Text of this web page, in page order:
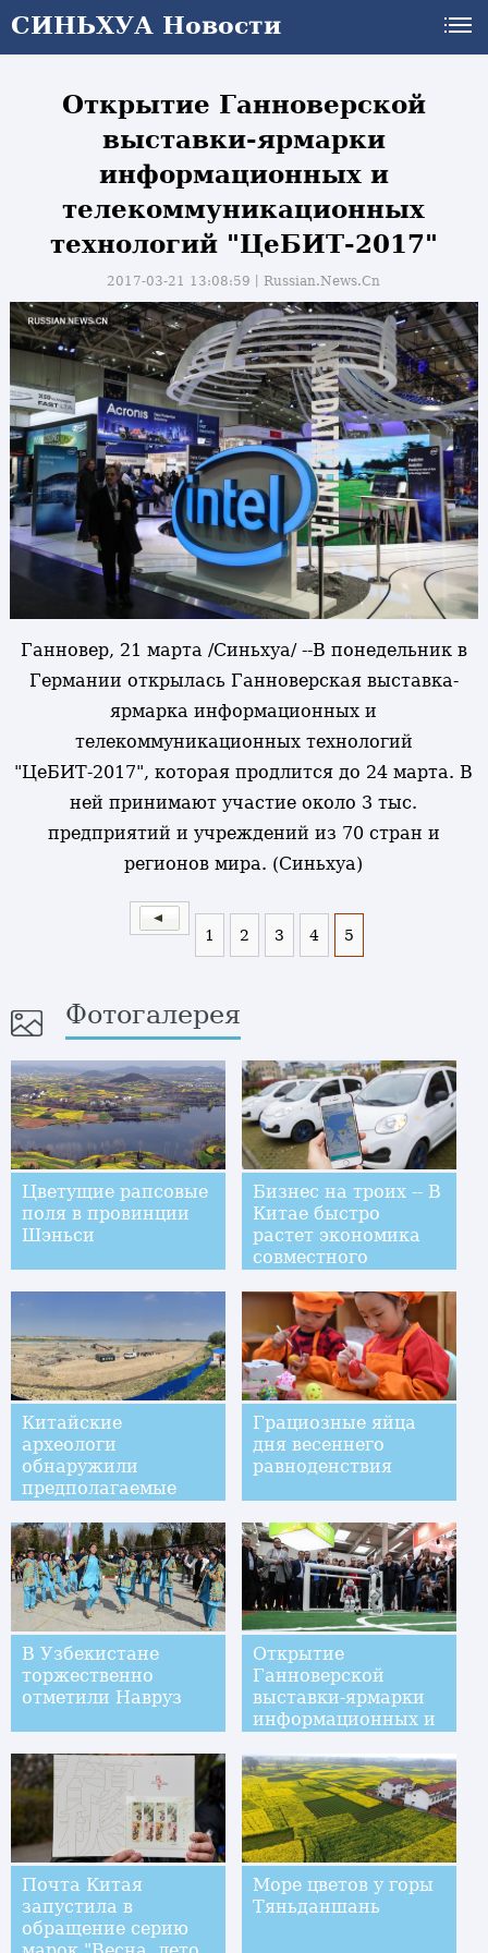
СИНЬХУА Новости
Открытие Ганноверской
выставки-ярмарки
информационных и
телекоммуникационных
технологий "ЦеБИТ-2017"
2017-03-21 13:08:59丨Russian.News.Cn
Ганновер, 21 марта /Синьхуа/ --В понедельник в
Германии открылась Ганноверская выставка-
ярмарка информационных и
телекоммуникационных технологий
"ЦеБИТ-2017", которая продлится до 24 марта. В
ней принимают участие около 3 тыс.
предприятий и учреждений из 70 стран и
регионов мира. (Синьхуа)
1 2 3 4 5
Фотогалерея
Цветущие рапсовые
поля в провинции
Шэньси
Бизнес на троих -- В
Китае быстро
растет экономика
совместного
Китайские
археологи
обнаружили
предполагаемые
сокровища Чжан
Сяньчжуна
Грациозные яйца
дня весеннего
равноденствия
В Узбекистане
торжественно
отметили Навруз
Открытие
Ганноверской
выставки-ярмарки
информационных и
технологий
"ЦеБИТ-2017"
Почта Китая
запустила в
обращение серию
Море цветов у горы
Тяньданшань